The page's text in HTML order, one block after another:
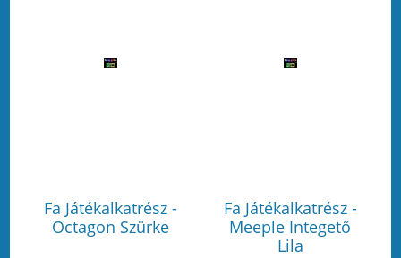
Fa Játékalkatrész -
Octagon Szürke
Fa Játékalkatrész -
Meeple Integető
Lila